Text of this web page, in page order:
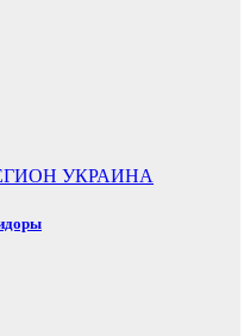
УКРАИНА